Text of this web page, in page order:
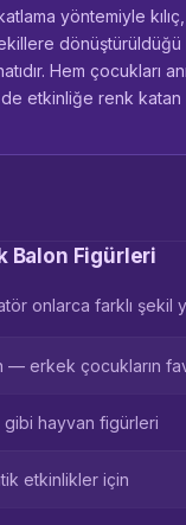
yöntemiyle
dönüştürüldüğü
Hem çocukları
etkinliğe renk
Balon Figürleri
onlarca farklı şekil
— erkek çocukların
hayvan figürleri
etkinlikler için